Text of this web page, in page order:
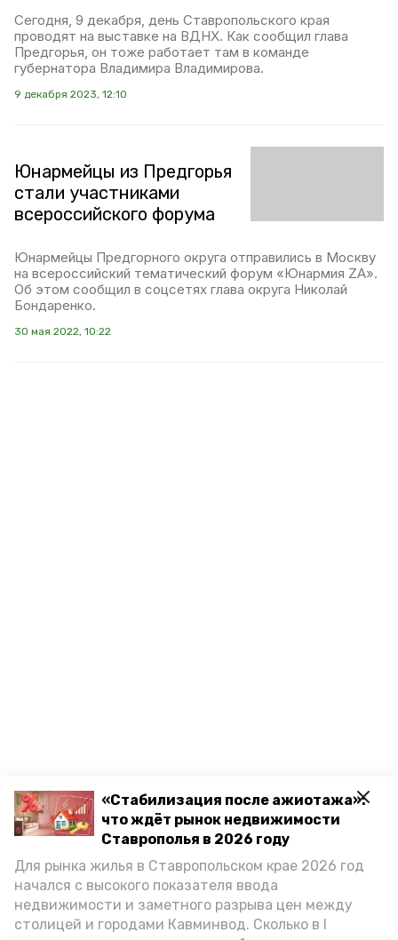
«Стабилизация после ажиотажа»:
что ждёт рынок недвижимости
Ставрополья в 2026 году
Для рынка жилья в Ставропольском крае 2026 год
начался с высокого показателя ввода
недвижимости и заметного разрыва цен между
столицей и городами Кавминвод. Сколько в I
Сегодня, 9 декабря, день Ставропольского края
проводят на выставке на ВДНХ. Как сообщил глава
Предгорья, он тоже работает там в команде
губернатора Владимира Владимирова.
9 декабря 2023, 12:10
Юнармейцы из Предгорья
стали участниками
всероссийского форума
Юнармейцы Предгорного округа отправились в Москву
на всероссийский тематический форум «Юнармия ZА».
Об этом сообщил в соцсетях глава округа Николай
Бондаренко.
30 мая 2022, 10:22